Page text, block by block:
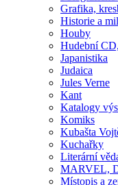
Grafika,
Historie a
Houby
Hudební
Japanistika
Judaica
Jules Verne
Kant
Katalogy
Komiks
Kubašta
Kuchařky
Literární
MARVEL,
Místopis a